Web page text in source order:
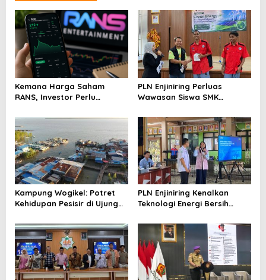
Kemana Harga Saham
RANS, Investor Perlu
Menghindari Spekulasi
Berlebihan
PLN Enjiniring Perluas
Wawasan Siswa SMK
Perubahan Iklim
Kampung Wogikel: Potret
Kehidupan Pesisir di Ujung
Bertahan di Tengah
Keterbatasan
PLN Enjiniring Kenalkan
Teknologi Energi Bersih